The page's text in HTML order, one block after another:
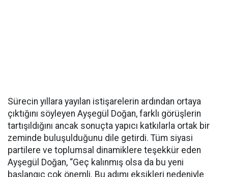
Sürecin yıllara yayılan istişarelerin ardından ortaya
çıktığını söyleyen Ayşegül Doğan, farklı görüşlerin
tartışıldığını ancak sonuçta yapıcı katkılarla ortak bir
zeminde buluşulduğunu dile getirdi. Tüm siyasi
partilere ve toplumsal dinamiklere teşekkür eden
Ayşegül Doğan, “Geç kalınmış olsa da bu yeni
başlangıç çok önemli. Bu adımı eksikleri nedeniyle